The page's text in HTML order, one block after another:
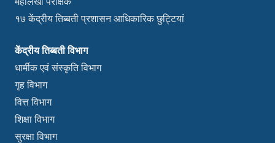
१७ केंद्रीय तिब्बती प्रशासन आधिकारिक छुट्टियां
केंद्रीय तिब्बती विभाग
धार्मीक एवं संस्कृति विभाग
गृह विभाग
वित्त विभाग
शिक्षा विभाग
सुरक्षा विभाग